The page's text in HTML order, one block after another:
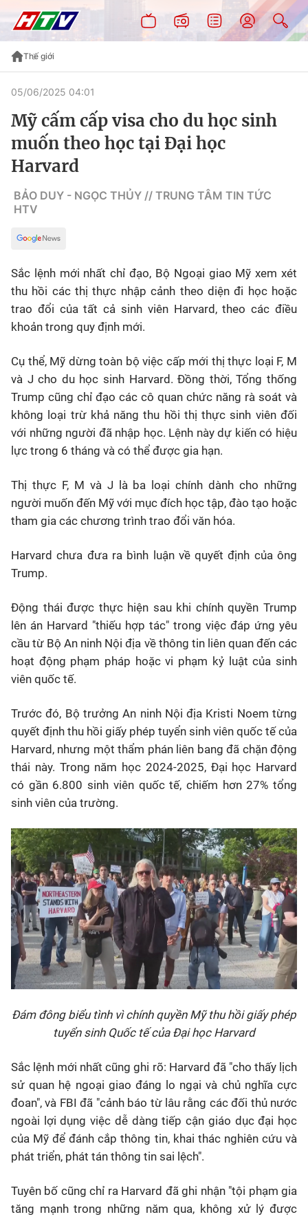
Thế giới
05/06/2025 04:01
Mỹ cấm cấp visa cho du học sinh
muốn theo học tại Đại học
Harvard
BẢO DUY - NGỌC THỦY // TRUNG TÂM TIN TỨC
HTV
Sắc lệnh mới nhất chỉ đạo, Bộ Ngoại giao Mỹ xem xét
thu hồi các thị thực nhập cảnh theo diện đi học hoặc
trao đổi của tất cả sinh viên Harvard, theo các điều
khoản trong quy định mới.
Cụ thể, Mỹ dừng toàn bộ việc cấp mới thị thực loại F, M
và J cho du học sinh Harvard. Đồng thời, Tổng thống
Trump cũng chỉ đạo các cô quan chức năng rà soát và
không loại trừ khả năng thu hồi thị thực sinh viên đối
với những người đã nhập học. Lệnh này dự kiến có hiệu
lực trong 6 tháng và có thể được gia hạn.
Thị thực F, M và J là ba loại chính dành cho những
người muốn đến Mỹ với mục đích học tập, đào tạo hoặc
tham gia các chương trình trao đổi văn hóa.
Harvard chưa đưa ra bình luận về quyết định của ông
Trump.
Động thái được thực hiện sau khi chính quyền Trump
lên án Harvard "thiếu hợp tác" trong việc đáp ứng yêu
cầu từ Bộ An ninh Nội địa về thông tin liên quan đến các
hoạt động phạm pháp hoặc vi phạm kỷ luật của sinh
viên quốc tế.
Trước đó, Bộ trưởng An ninh Nội địa Kristi Noem từng
quyết định thu hồi giấy phép tuyển sinh viên quốc tế của
Harvard, nhưng một thẩm phán liên bang đã chặn động
thái này. Trong năm học 2024-2025, Đại học Harvard
có gần 6.800 sinh viên quốc tế, chiếm hơn 27% tổng
sinh viên của trường.
Đám đông biểu tình vì chính quyền Mỹ thu hồi giấy phép
tuyển sinh Quốc tế của Đại học Harvard
Sắc lệnh mới nhất cũng ghi rõ: Harvard đã "cho thấy lịch
sử quan hệ ngoại giao đáng lo ngại và chủ nghĩa cực
đoan", và FBI đã "cảnh báo từ lâu rằng các đối thủ nước
ngoài lợi dụng việc dễ dàng tiếp cận giáo dục đại học
của Mỹ để đánh cắp thông tin, khai thác nghiên cứu và
phát triển, phát tán thông tin sai lệch".
Tuyên bố cũng chỉ ra Harvard đã ghi nhận "tội phạm gia
tăng mạnh trong những năm qua, không xử lý được